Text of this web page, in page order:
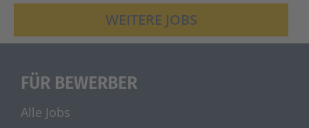
WEITERE JOBS
FÜR BEWERBER
Alle Jobs